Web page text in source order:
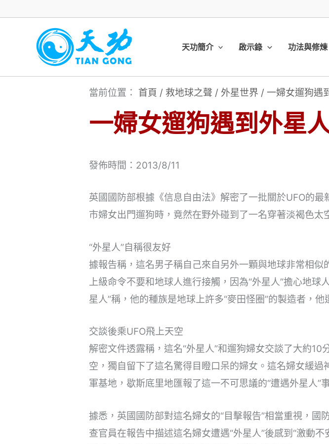
內
天功簡介 啟示錄 功法與修煉
當前位置： 首頁 / 救地球之聲 / 外星世界 / 一婦女遛狗遇
一婦女遛狗遇到外星
發佈時間：2013/8/11
英國國防部根據《信息自由法》解密了一批關於UFO的
市婦女出門遛狗時，竟然在野外碰到了一名穿著淡褐色太
“外星人”自稱很友好
據報告稱，這名男子稱自己來自另外一顆與地球非常相
上級命令不要和地球人進行接觸，因為“外星人”擔心地球
星人”稱，他的種族是地球上許多“麥田怪圈”的製造者，
交談後乘UFO飛上天空
解密文件透露稱，這名“外星人”和遛狗婦女交談了大約
空，獨自留下了這名驚得目瞪口呆的婦女。這名婦女緩
軍基地，歇斯底里地匯報了這一不可思議的“遭遇外星人”
據悉，英國國防部對這名婦女的“目擊報告”相當重視，
查官員在報告中描述這名婦女遭遇“外星人”後感到“激動